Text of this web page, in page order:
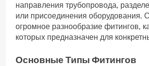
направления трубопровода,
или присоединения оборудования.
огромное разнообразие фитингов,
которых предназначен для
Основные Типы Фитингов